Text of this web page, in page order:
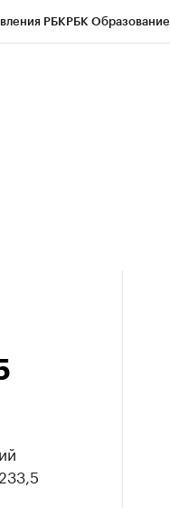
РБКРБК Образование